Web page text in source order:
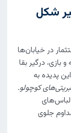
شکل
در خیابان‌ها
درگیر بقا
پدیده به
کوچولو.
لباس‌های
جلوی